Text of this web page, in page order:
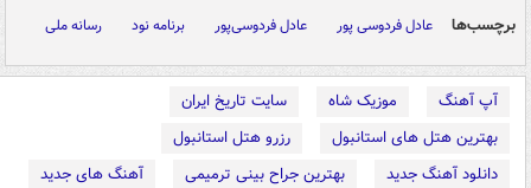
برچسب‌ها عادل فردوسی پور عادل فردوسی‌پور برنامه نود رسانه ملی
آپ آهنگ موزیک شاه
سایت تاریخ ایران
بهترین هتل های استانبول
رزرو هتل استانبول
دانلود آهنگ جدید
بهترین جراح بینی ترمیمی
آهنگ های جدید